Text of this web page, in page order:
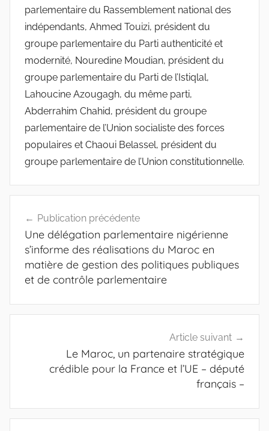
parlementaire du Rassemblement national des
indépendants, Ahmed Touizi, président du
groupe parlementaire du Parti authenticité et
modernité, Nouredine Moudian, président du
groupe parlementaire du Parti de l’Istiqlal,
Lahoucine Azougagh, du même parti,
Abderrahim Chahid, président du groupe
parlementaire de l’Union socialiste des forces
populaires et Chaoui Belassel, président du
groupe parlementaire de l’Union constitutionnelle.
de
l’article
Publication précédente
Une délégation parlementaire nigérienne
s’informe des réalisations du Maroc en
matière de gestion des politiques publiques
et de contrôle parlementaire
Article suivant
Le Maroc, un partenaire stratégique
crédible pour la France et l’UE – député
français –